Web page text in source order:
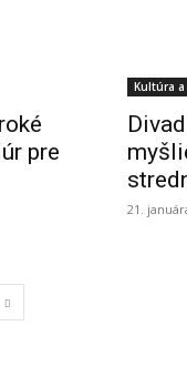
pre
Kultúra a
21.